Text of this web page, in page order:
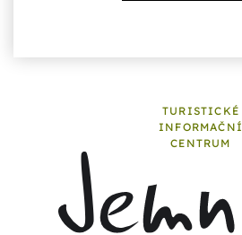
TURISTICKÉ
INFORMAČNÍ
CENTRUM